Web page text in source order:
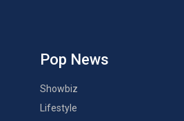
Pop News
Showbiz
Lifestyle